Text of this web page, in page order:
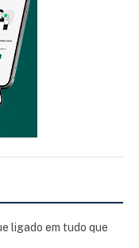
ligado em tudo que